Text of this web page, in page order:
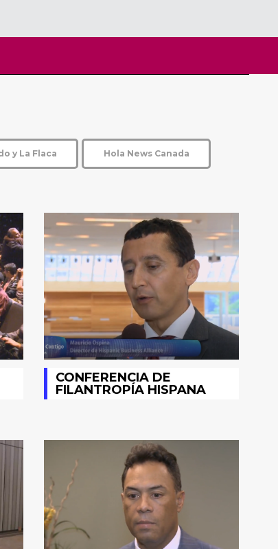
y La Flaca Hola News Canada
CONFERENCIA DE
FILANTROPÍA HISPANA